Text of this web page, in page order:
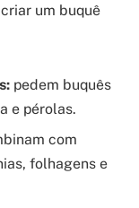
um buquê
pedem buquês
e pérolas.
com
folhagens e